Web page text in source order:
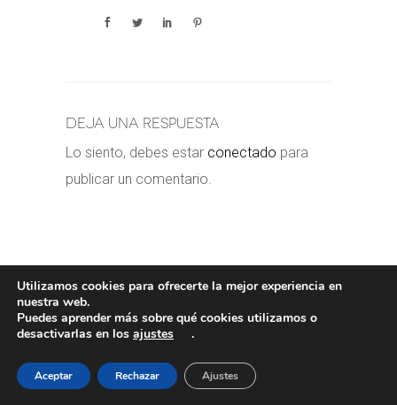
Deja una respuesta
Lo siento, debes estar conectado para
publicar un comentario.
POLÍTICA DE COOKIES - POLÍTICA
VALERORIOJA
Utilizamos cookies para ofrecerte la mejor experiencia en
nuestra web.
Puedes aprender más sobre qué cookies utilizamos o
desactivarlas en los ajustes .
Aceptar Rechazar Ajustes